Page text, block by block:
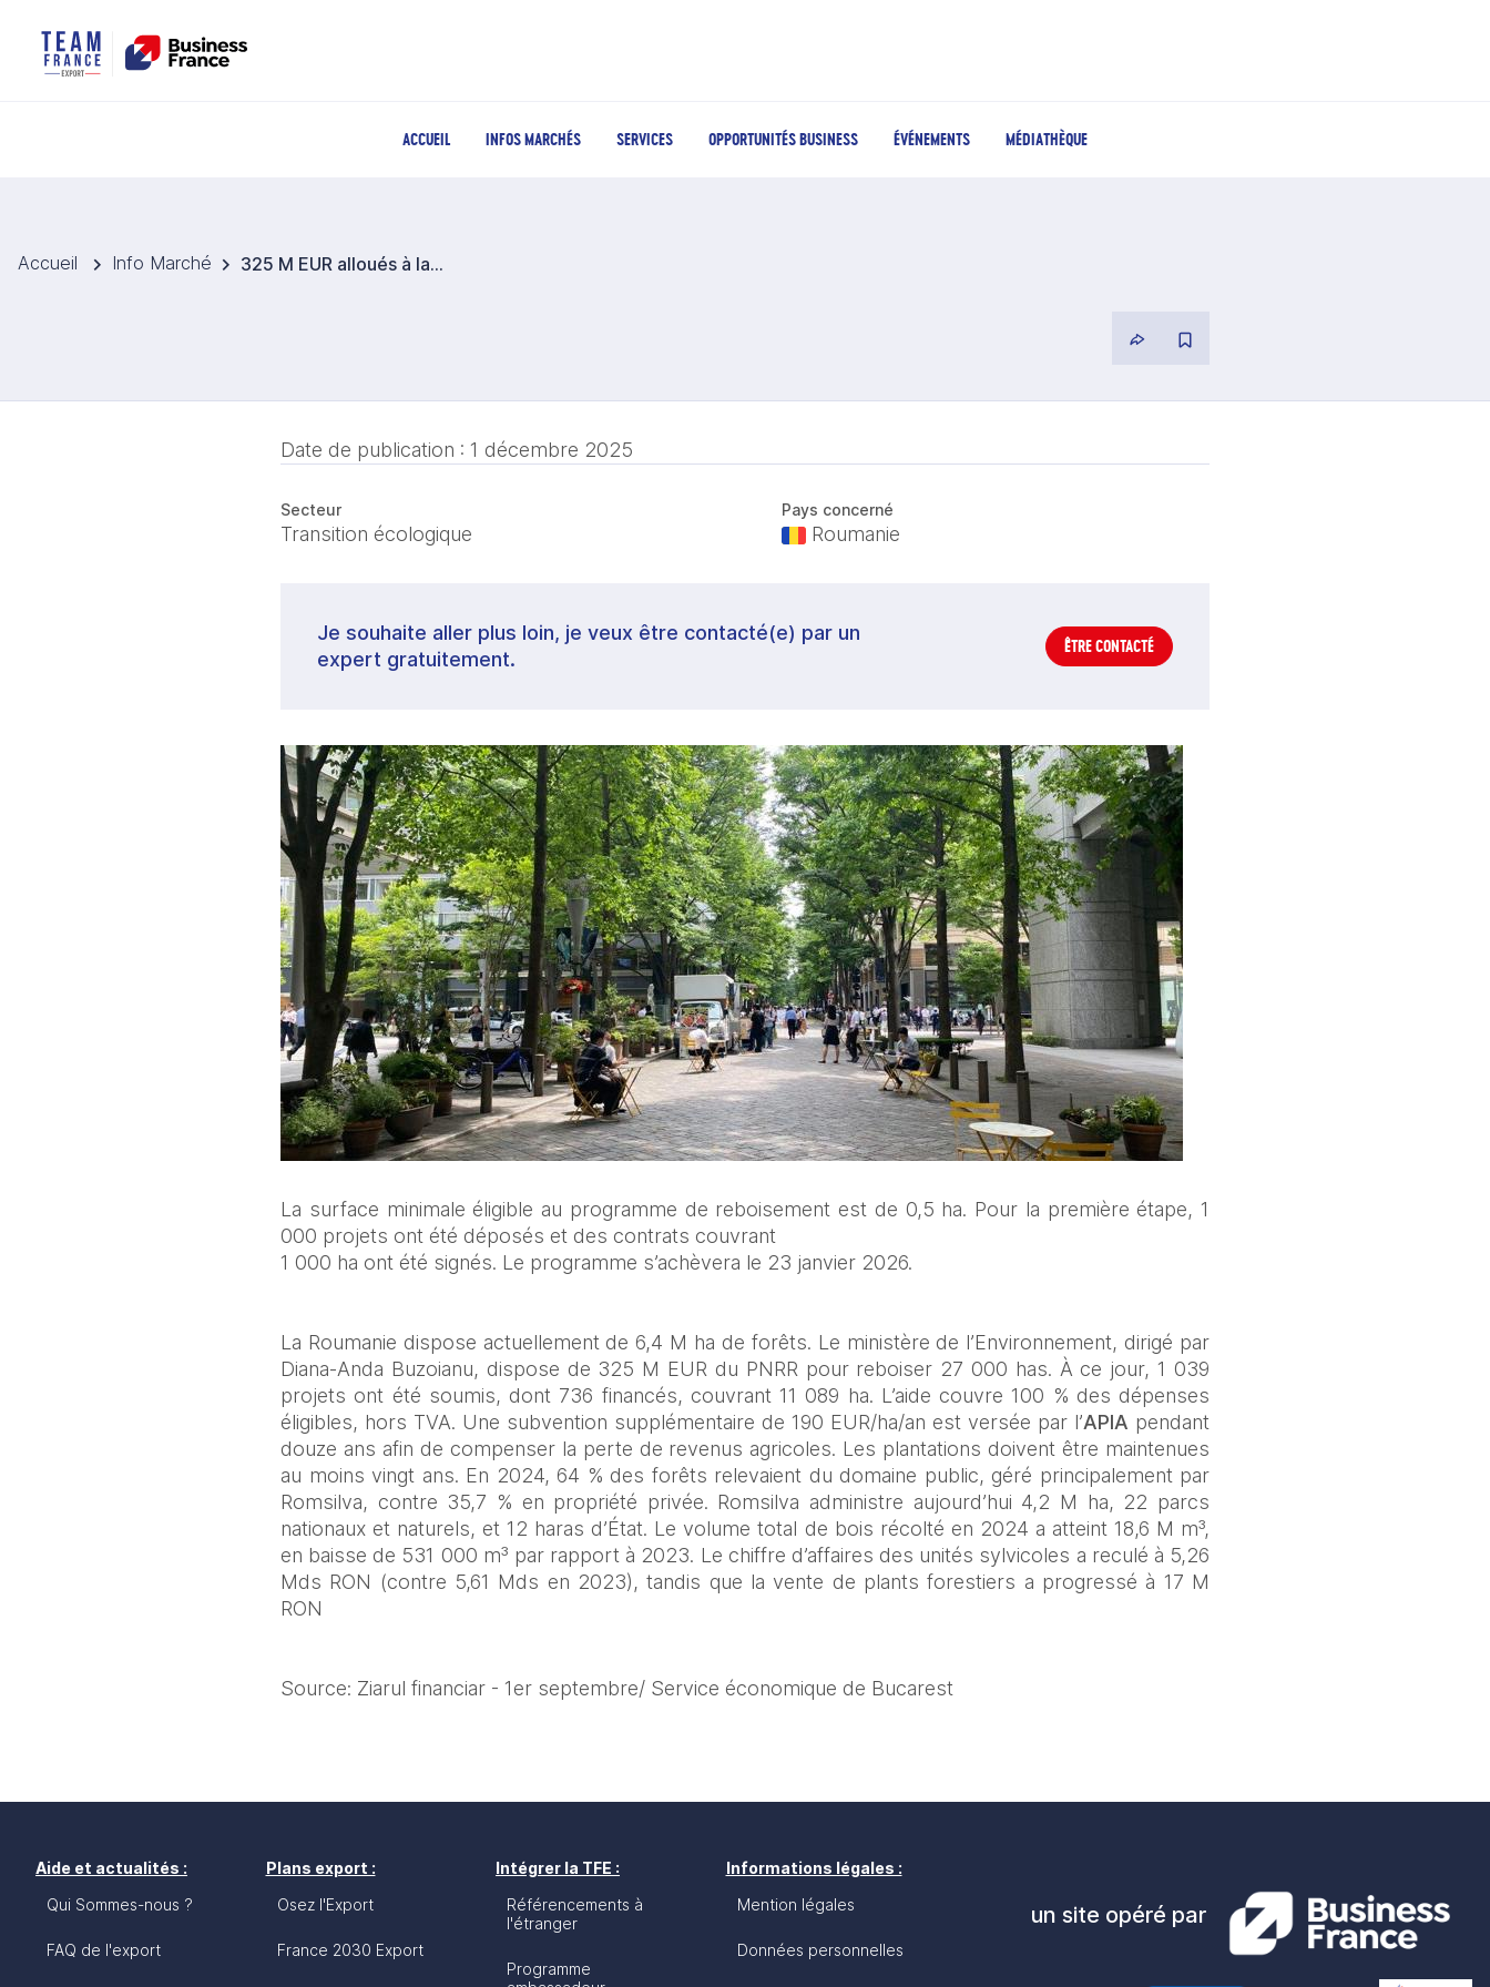
ACCUEIL INFOS MARCHÉS SERVICES OPPORTUNITÉS BUSINESS ÉVÉNEMENTS MÉDIATHÈQUE
Accueil Info Marché 325 M EUR alloués à la mise en place d’un programme de reboisement
Date de publication : 1 décembre 2025
Secteur
Transition écologique
Pays concerné
Roumanie
Je souhaite aller plus loin, je veux être contacté(e) par un
expert gratuitement.
ÊTRE CONTACTÉ
La surface minimale éligible au programme de reboisement est de 0,5 ha. Pour la première étape, 1
000 projets ont été déposés et des contrats couvrant
1 000 ha ont été signés. Le programme s’achèvera le 23 janvier 2026.
La Roumanie dispose actuellement de 6,4 M ha de forêts. Le ministère de l’Environnement, dirigé par
Diana-Anda Buzoianu, dispose de 325 M EUR du PNRR pour reboiser 27 000 has. À ce jour, 1 039
projets ont été soumis, dont 736 financés, couvrant 11 089 ha. L’aide couvre 100 % des dépenses
éligibles, hors TVA. Une subvention supplémentaire de 190 EUR/ha/an est versée par l’APIA pendant
douze ans afin de compenser la perte de revenus agricoles. Les plantations doivent être maintenues
au moins vingt ans. En 2024, 64 % des forêts relevaient du domaine public, géré principalement par
Romsilva, contre 35,7 % en propriété privée. Romsilva administre aujourd’hui 4,2 M ha, 22 parcs
nationaux et naturels, et 12 haras d’État. Le volume total de bois récolté en 2024 a atteint 18,6 M m³,
en baisse de 531 000 m³ par rapport à 2023. Le chiffre d’affaires des unités sylvicoles a reculé à 5,26
Mds RON (contre 5,61 Mds en 2023), tandis que la vente de plants forestiers a progressé à 17 M
RON
Source: Ziarul financiar - 1er septembre/ Service économique de Bucarest
Aide et actualités :
Qui Sommes-nous ?
FAQ de l'export
Plans export :
Osez l'Export
France 2030 Export
Intégrer la TFE :
Référencements à
l'étranger
Programme
Informations légales :
Mention légales
Données personnelles
un site opéré par